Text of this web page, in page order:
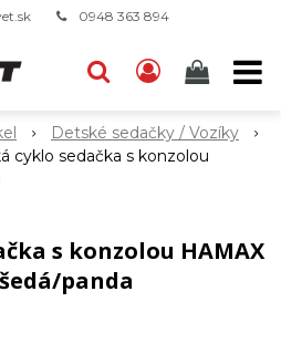
0948 363 894
Detské sedačky / Vozíky
cyklo sedačka s konzolou
s konzolou HAMAX
šedá/panda